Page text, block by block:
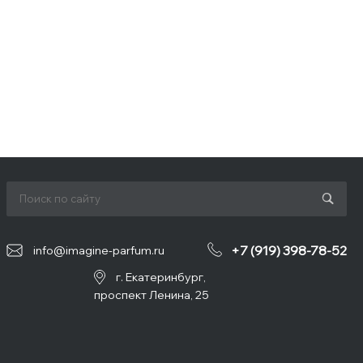
info@imagine-parfum.ru +7 (919) 398-78-52
г. Екатеринбург,
проспект Ленина, 25